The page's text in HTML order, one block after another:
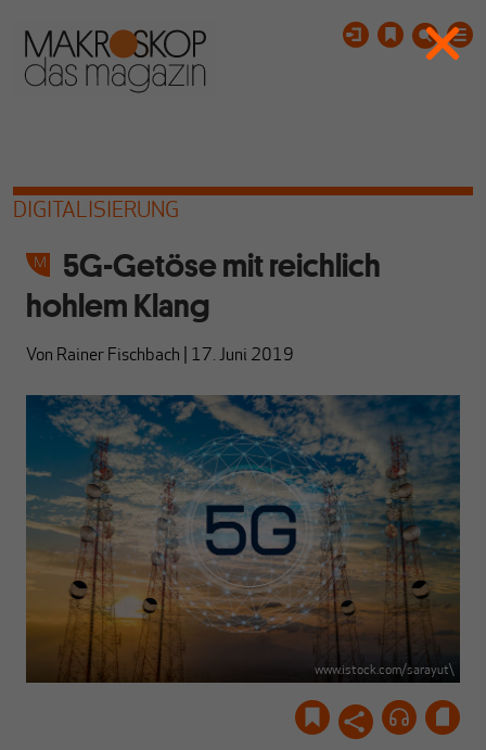
DIGITALISIERUNG
5G-Getöse mit reichlich
hohlem Klang
Von Rainer Fischbach 17. Juni 2019
www.istock.com/sarayut\